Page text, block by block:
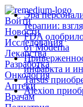
Войти
Новости
Исследования
Лекарства
Разработка
Онкология
Аптеки
Врачам
Эра
терапии:
FDA
от Moderna
инфаркта и
Tarsus
Alexion